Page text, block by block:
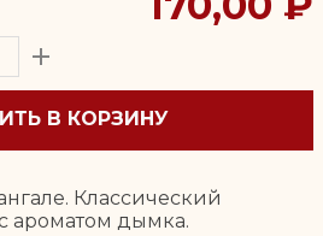
В КОРЗИНУ
Классический
ароматом дымка.